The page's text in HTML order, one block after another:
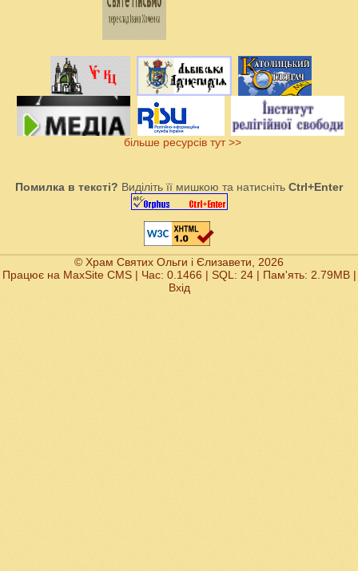
більше ресурсів тут >>
Помилка в тексті? Виділіть її мишкою та натисніть Ctrl+Enter
© Храм Святих Ольги і Єлизавети, 2026
Працює на MaxSite CMS| Час: 0.1466 | SQL: 24 | Пам'ять: 2.79MB|
Вхід